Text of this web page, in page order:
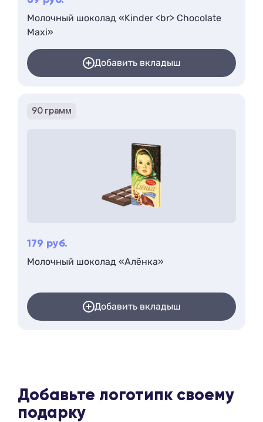
Молочный шоколад «Kinder <br> Chocolate
Maxi»
Добавить вкладыш
90 грамм
179 руб.
Молочный шоколад «Алёнка»
Добавить вкладыш
Добавьте логотипк своему
подарку